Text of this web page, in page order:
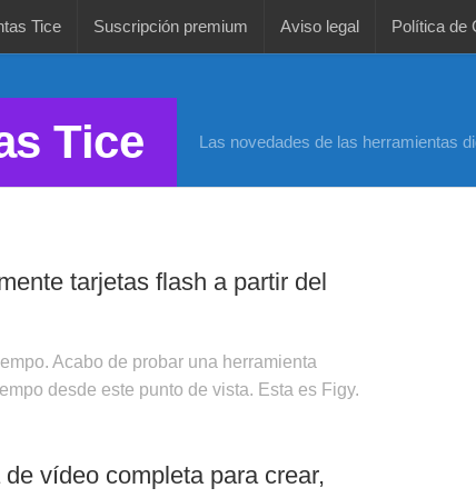
Tice Suscripción premium Aviso legal Política de
Tice Las novedades de las herramientas
tarjetas flash a partir del
Acabo de probar una herramienta
desde este punto de vista. Esta es Figy.
vídeo completa para crear,